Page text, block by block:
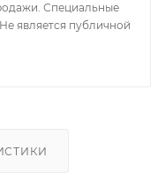
Специальные
является публичной